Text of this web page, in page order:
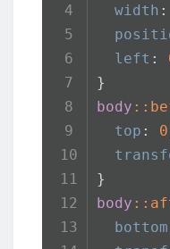
width :
left :
}
body
top : 0
}
body
bottom